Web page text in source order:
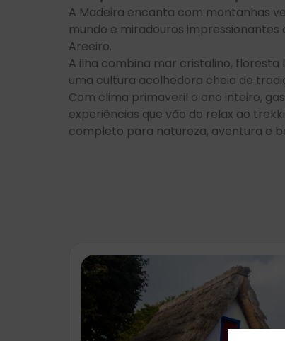
A Madeira encanta com montanhas
mundo e miradouros impressionantes
Areeiro.
A ilha combina mar cristalino, floresta
uma cultura acolhedora cheia de
Com clima primaveril o ano inteiro,
experiências que vão do relax ao
completo para natureza, aventura e